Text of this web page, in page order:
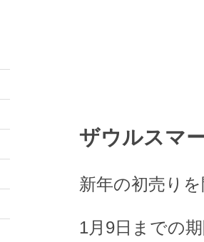
ザウルスマ
新年の初売り
1月9日までの